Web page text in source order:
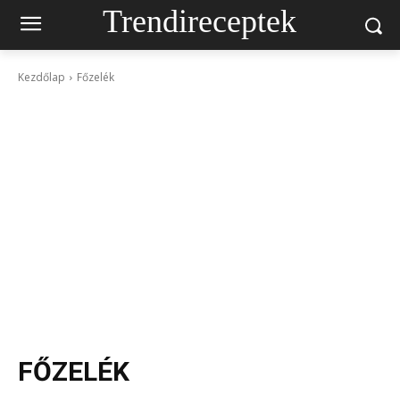
Trendireceptek
Kezdőlap Főzelék
FŐZELÉK